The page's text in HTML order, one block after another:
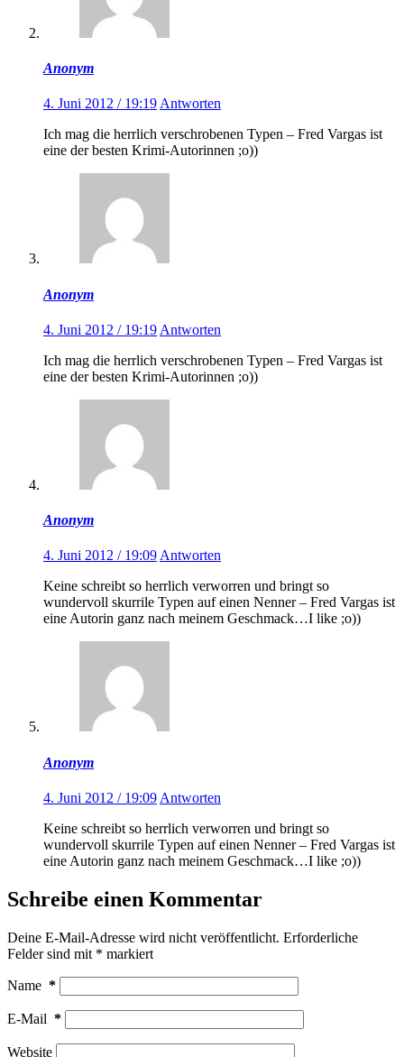
Anonym
4. Juni 2012 / 19:19 Antworten
Ich mag die herrlich verschrobenen Typen – Fred Vargas ist
eine der besten Krimi-Autorinnen ;o))
Anonym
4. Juni 2012 / 19:19 Antworten
Ich mag die herrlich verschrobenen Typen – Fred Vargas ist
eine der besten Krimi-Autorinnen ;o))
Anonym
4. Juni 2012 / 19:09 Antworten
Keine schreibt so herrlich verworren und bringt so
wundervoll skurrile Typen auf einen Nenner – Fred Vargas ist
eine Autorin ganz nach meinem Geschmack…I like ;o))
Anonym
4. Juni 2012 / 19:09 Antworten
Keine schreibt so herrlich verworren und bringt so
wundervoll skurrile Typen auf einen Nenner – Fred Vargas ist
eine Autorin ganz nach meinem Geschmack…I like ;o))
Schreibe einen Kommentar
Deine E-Mail-Adresse wird nicht veröffentlicht. Erforderliche
Felder sind mit * markiert
Name *
E-Mail *
Website